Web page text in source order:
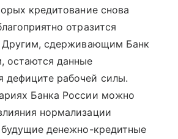
кредитование снова
отразится
Другим, сдерживающим Банк
остаются данные
рабочей силы.
Банка России можно
нормализации
будущие денежно-кредитные